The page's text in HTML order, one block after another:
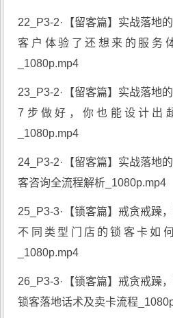
22_P3-2·【留客篇】实战落地
客户体验了还想来的服务
_1080p.mp4
23_P3-2·【留客篇】实战落地
7步做好，你也能设计出
_1080p.mp4
24_P3-2·【留客篇】实战落地
客咨询全流程解析_1080p.mp4
25_P3-3·【锁客篇】戒贪戒躁
不同类型门店的锁客卡如
_1080p.mp4
26_P3-3·【锁客篇】戒贪戒躁
锁客落地话术及卖卡流程